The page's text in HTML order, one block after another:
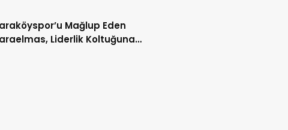
Mağlup Eden
Liderlik Koltuğuna